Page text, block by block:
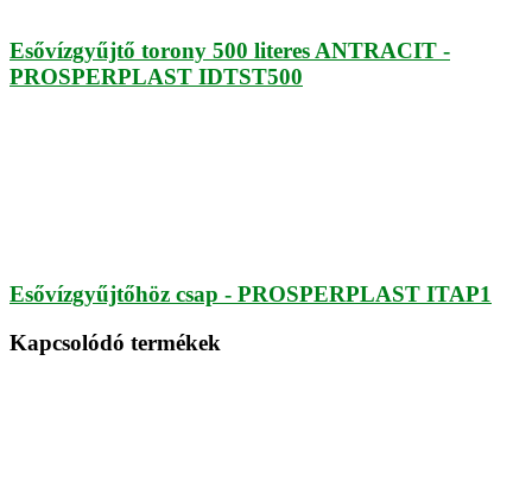
Esővízgyűjtő torony 500 literes ANTRACIT -
PROSPERPLAST IDTST500
Esővízgyűjtőhöz csap - PROSPERPLAST ITAP1
Kapcsolódó termékek